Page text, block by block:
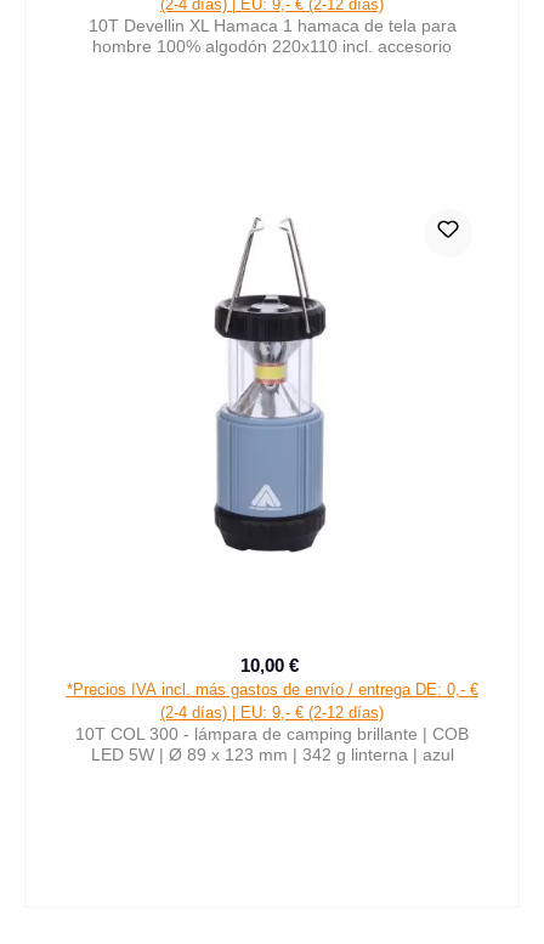
(2-4 días) | EU: 9,- € (2-12 días)
10T Devellin XL Hamaca 1 hamaca de tela para
hombre 100% algodón 220x110 incl. accesorio
Precio de venta:
10,00 €
*Precios IVA incl. más gastos de envío / entrega DE: 0,- €
(2-4 días) | EU: 9,- € (2-12 días)
10T COL 300 - lámpara de camping brillante | COB
LED 5W | Ø 89 x 123 mm | 342 g linterna | azul